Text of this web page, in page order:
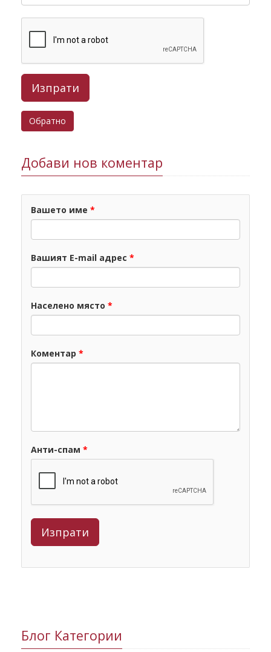
Обратно
Добави нов коментар
Вашето име *
Вашият E-mail адрес *
Населено място *
Коментар *
Анти-спам *
Блог Категории